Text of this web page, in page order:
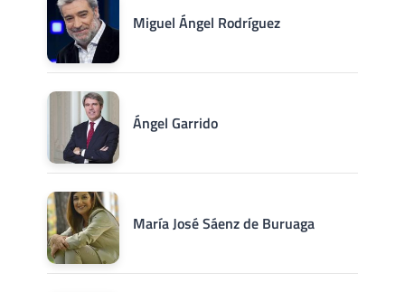
Miguel Ángel Rodríguez
Ángel Garrido
María José Sáenz de Buruaga